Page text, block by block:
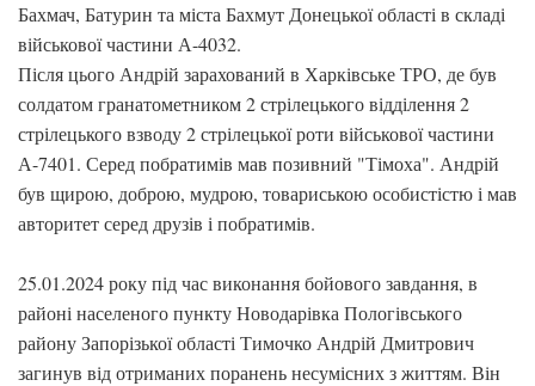
Бахмач, Батурин та міста Бахмут Донецької області в складі
військової частини А-4032.
Після цього Андрій зарахований в Харківське ТРО, де був
солдатом гранатометником 2 стрілецького відділення 2
стрілецького взводу 2 стрілецької роти військової частини
А-7401. Серед побратимів мав позивний "Тімоха". Андрій
був щирою, доброю, мудрою, товариською особистістю і мав
авторитет серед друзів і побратимів.
25.01.2024 року під час виконання бойового завдання, в
районі населеного пункту Новодарівка Пологівського
району Запорізької області Тимочко Андрій Дмитрович
загинув від отриманих поранень несумісних з життям. Він